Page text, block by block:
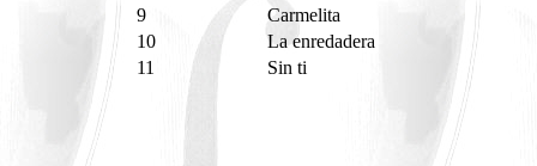
9
Carmelita
10
La enredadera
11
Sin ti